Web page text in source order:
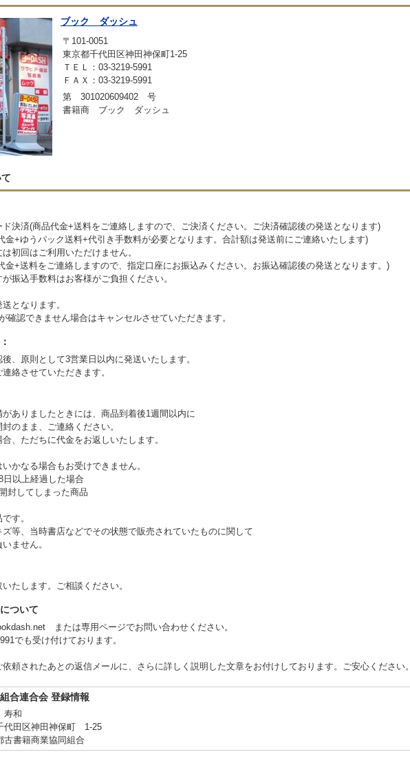
ブック ダッシュ
〒101-0051
東京都千代田区神田神保町1-25
ＴＥＬ：03-3219-5991
ＦＡＸ：03-3219-5991
第 301020609402 号
書籍商 ブック ダッシュ
ド決済(商品代金+送料をご連絡しますので、ご決済ください。ご決済確認後の発送となります)
金+ゆうパック送料+代引き手数料が必要となります。合計額は発送前にご連絡いたします)
初回はご利用いただけません。
金+送料をご連絡しますので、指定口座にお振込みください。お振込確認後の発送となります。)
振込手数料はお客様がご負担ください。
となります。
確認できません場合はキャンセルさせていただきます。
、原則として3営業日以内に発送いたします。
絡させていただきます。
ありましたときには、商品到着後1週間以内に
のまま、ご連絡ください。
、ただちに代金をお返しいたします。
かなる場合もお受けできません。
以上経過した場合
封してしまった商品
す。
等、当時書店などでその状態で販売されていたものに関して
ません。
たします。ご相談ください。
ついて
または専用ページでお問い合わせください。
でも受け付けております。
頼されたあとの返信メールに、さらに詳しく説明した文章をお付けしております。ご安心ください。
合連合会 登録情報
寿和
代田区神田神保町 1-25
古書籍商業協同組合